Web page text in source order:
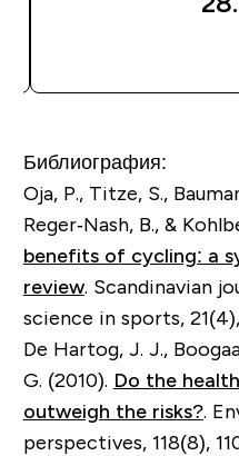
Библиография:
Oja, P., Titze, S.,
Reger‐Nash, B., &
benefits of cycling: a
review. Scandinavian
science in sports,
De Hartog, J. J.,
G. (2010). Do the
outweigh the risks?.
perspectives, 118(8),